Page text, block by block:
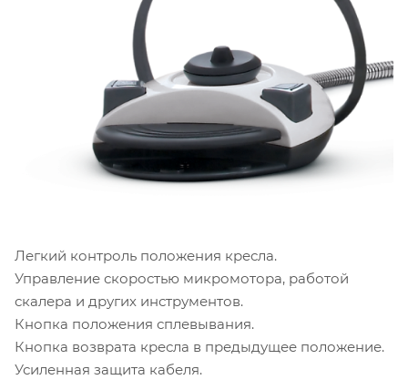
Легкий контроль положения кресла.
Управление скоростью микромотора, работой
скалера и других инструментов.
Кнопка положения сплевывания.
Кнопка возврата кресла в предыдущее положение.
Усиленная защита кабеля.